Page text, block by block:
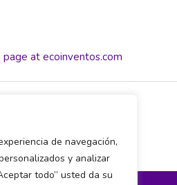
de navegación,
y analizar
todo” usted da su
at ecoinventos.com